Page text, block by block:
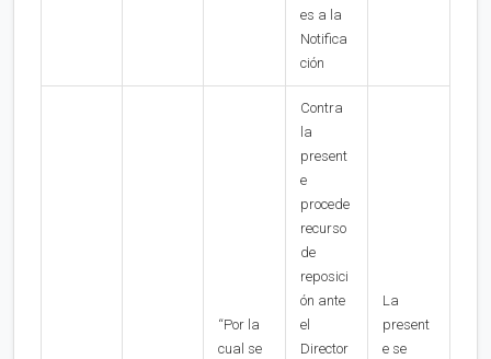
es a la
Notifica
ción
“Por la
cual se
Contra
la
present
e
procede
recurso
de
reposici
ón ante
el
Director
La
present
e se